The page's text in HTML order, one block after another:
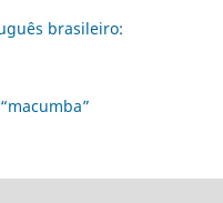
brasileiro: